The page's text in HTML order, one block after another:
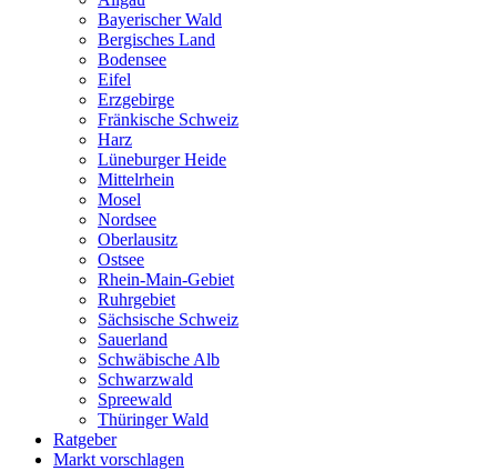
Bayerischer Wald
Bergisches Land
Bodensee
Eifel
Erzgebirge
Fränkische Schweiz
Harz
Lüneburger Heide
Mittelrhein
Mosel
Nordsee
Oberlausitz
Ostsee
Rhein-Main-Gebiet
Ruhrgebiet
Sächsische Schweiz
Sauerland
Schwäbische Alb
Schwarzwald
Spreewald
Thüringer Wald
Ratgeber
Markt vorschlagen